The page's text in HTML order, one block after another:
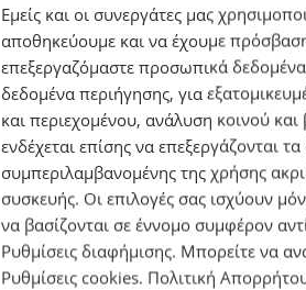
Εμείς και οι συνεργάτες μας
αποθηκεύουμε και να έχουμε
επεξεργαζόμαστε προσωπικά
δεδομένα περιήγησης, για
και περιεχομένου, ανάλυση κοινού
ενδέχεται επίσης να επεξεργάζονται
συμπεριλαμβανομένης της χρήσης
συσκευής. Οι επιλογές σας ισχύουν
να βασίζονται σε έννομο συμφέρον
Ρυθμίσεις διαφήμισης. Μπορείτε να
Ρυθμίσεις cookies. Πολιτική